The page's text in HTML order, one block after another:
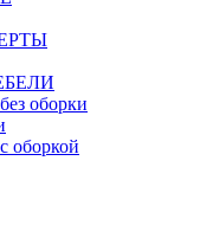
оборки
оборкой